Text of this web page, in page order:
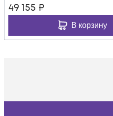
49 155 ₽
В корзину